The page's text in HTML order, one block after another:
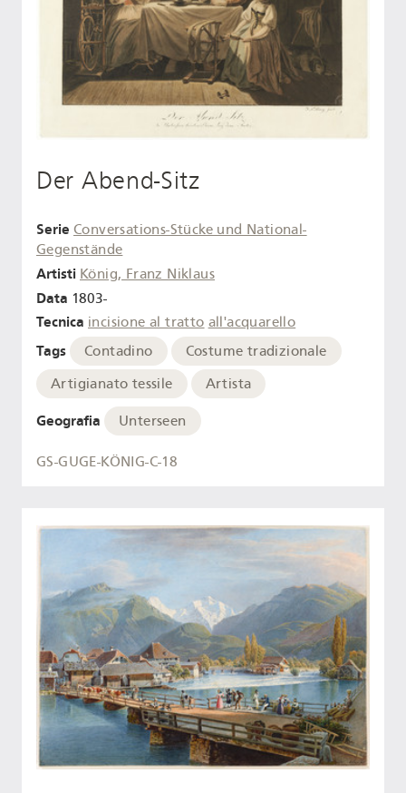
Der Abend-Sitz
Serie Conversations-Stücke und National-
Gegenstände
Artisti König, Franz Niklaus
Data 1803-
Tecnica incisione al tratto all'acquarello
Tags Contadino
Costume tradizionale
Artigianato tessile
Artista
Geografia Unterseen
GS-GUGE-KÖNIG-C-18